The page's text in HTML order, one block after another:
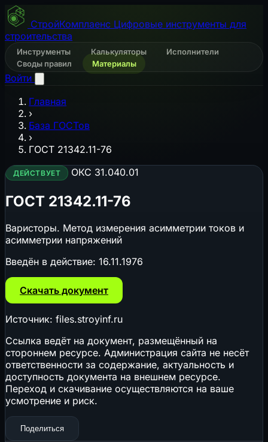
СтройКомплаенс Цифровые инструменты для
строительства
Инструменты Калькуляторы
Исполнители
Своды правил
Материалы
Войти
Главная
›
База ГОСТов
›
ГОСТ 21342.11-76
ДЕЙСТВУЕТ ОКС 31.040.01
ГОСТ 21342.11-76
Варисторы. Метод измерения асимметрии токов и
асимметрии напряжений
Введён в действие: 16.11.1976
Скачать документ
Источник: files.stroyinf.ru
Ссылка ведёт на документ, размещённый на
стороннем ресурсе. Администрация сайта не несёт
ответственности за содержание, актуальность и
доступность документа на внешнем ресурсе.
Переход и скачивание осуществляются на ваше
усмотрение и риск.
Поделиться